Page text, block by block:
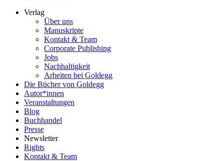
Verlag
Über uns
Manuskripte
Kontakt & Team
Corporate Publishing
Jobs
Nachhaltigkeit
Arbeiten bei Goldegg
Die Bücher von Goldegg
Autor*innen
Veranstaltungen
Blog
Buchhandel
Presse
Newsletter
Rights
Kontakt & Team